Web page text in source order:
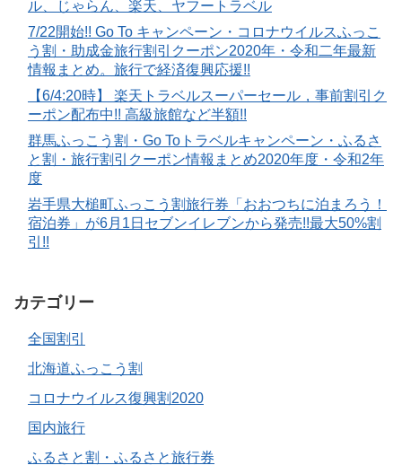
ル、じゃらん、楽天、ヤフートラベル
7/22開始!! Go To キャンペーン・コロナウイルスふっこ
う割・助成金旅行割引クーポン2020年・令和二年最新
情報まとめ。旅行で経済復興応援!!
【6/4:20時】 楽天トラベルスーパーセール，事前割引ク
ーポン配布中!! 高級旅館など半額!!
群馬ふっこう割・Go Toトラベルキャンペーン・ふるさ
と割・旅行割引クーポン情報まとめ2020年度・令和2年
度
岩手県大槌町ふっこう割旅行券「おおつちに泊まろう！
宿泊券」が6月1日セブンイレブンから発売!!最大50%割
引!!
カテゴリー
全国割引
北海道ふっこう割
コロナウイルス復興割2020
国内旅行
ふるさと割・ふるさと旅行券